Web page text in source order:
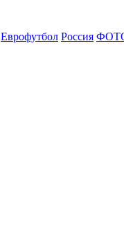
Еврофутбол Россия